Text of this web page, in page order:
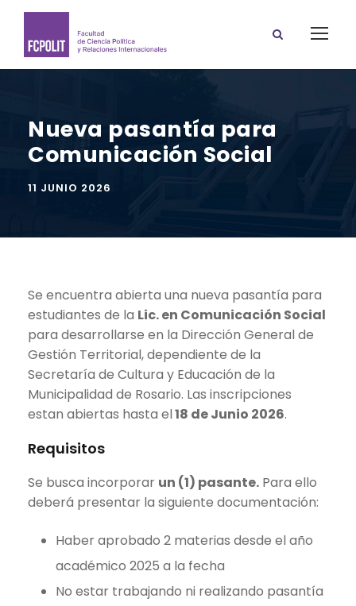
Nueva pasantía para
Comunicación Social
11 JUNIO 2026
Se encuentra abierta una nueva pasantía para
estudiantes de la Lic. en Comunicación Social
para desarrollarse en la Dirección General de
Gestión Territorial, dependiente de la
Secretaría de Cultura y Educación de la
Municipalidad de Rosario. Las inscripciones
estan abiertas hasta el18 de Junio 2026.
Requisitos
Se busca incorporar un (1) pasante. Para ello
deberá presentar la siguiente documentación:
Haber aprobado 2 materias desde el año
académico 2025 a la fecha
No estar trabajando ni realizando pasantía